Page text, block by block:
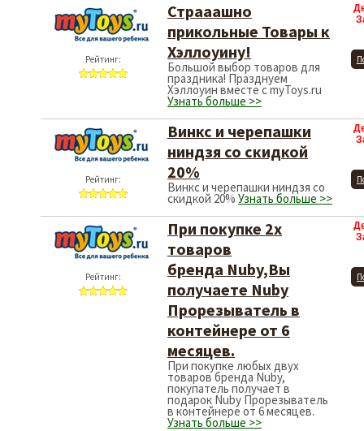
Рейтинг:
Страаашно
прикольные Товары к
Хэллоуину!
Большой выбор товаров для
праздника! Празднуем
Хэллоуин вместе с myToys.ru
Узнать больше >>
Рейтинг:
Винкс и черепашки
ниндзя со скидкой
20%
Винкс и черепашки ниндзя со
скидкой 20% Узнать больше >>
Рейтинг:
При покупке 2х
товаров
бренда Nuby,Вы
получаете Nuby
Прорезыватель в
контейнере от 6
месяцев.
При покупке любых двух
товаров бренда Nuby,
покупатель получает в
подарок Nuby Прорезыватель
в контейнере от 6 месяцев.
Узнать больше >>